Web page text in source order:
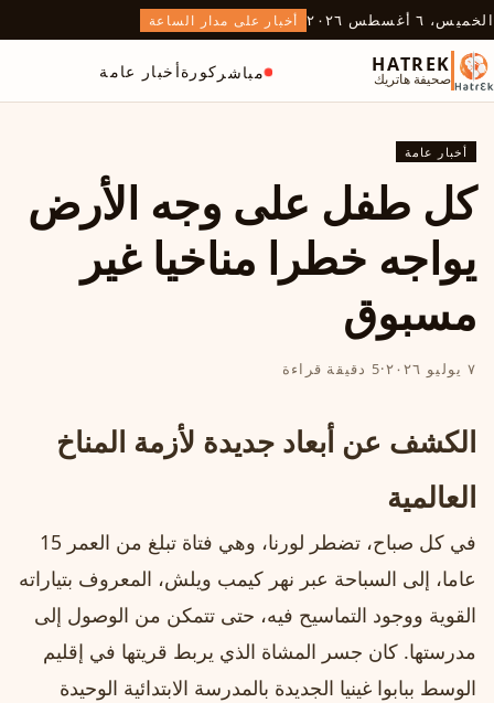
الخميس، ٦ أغسطس ٢٠٢٦ أخبار على مدار الساعة
HATREK
صحيفة هاتريك مباشر كورةأخبار عامة
أخبار عامة
كل طفل على وجه الأرض
يواجه خطرا مناخيا غير
مسبوق
٧ يوليو ٢٠٢٦ ·5 دقيقة قراءة
الكشف عن أبعاد جديدة لأزمة المناخ
العالمية
في كل صباح، تضطر لورنا، وهي فتاة تبلغ من العمر 15
عاما، إلى السباحة عبر نهر كيمب ويلش، المعروف بتياراته
القوية ووجود التماسيح فيه، حتى تتمكن من الوصول إلى
مدرستها. كان جسر المشاة الذي يربط قريتها في إقليم
الوسط ببابوا غينيا الجديدة بالمدرسة الابتدائية الوحيدة